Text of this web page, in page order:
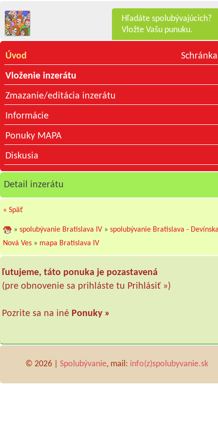
Hľadáte spolubývajúcich?
Vložte Vašu punuku.
Úvod
Vloženie inzerátu
Zmazanie/editácia inzerátu
Informácie
Ponuky MAPA
Diskusia
Detail inzerátu
« Späť
»spolubývanie Bratislava IV »spolubývanie Bratislava -
Nová Ves » mapa Bratislava IV
ľutujeme, táto ponuka je pozastavená
(pre obnovenie sa prihláste tu Prihlásiť »)
Pozrite sa na iné Ponuky »
© 2026 | Spolubývanie, mail: info(z)spolubyvanie.sk